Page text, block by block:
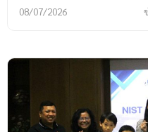
08/07/2026